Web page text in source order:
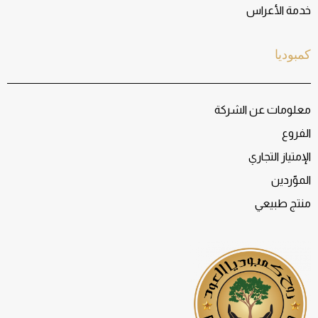
كمبوديا
معلومات عن الشركة
الفروع
الإمتياز التجاري
الموّردين
منتج طبيعي
خدمة الأعراس